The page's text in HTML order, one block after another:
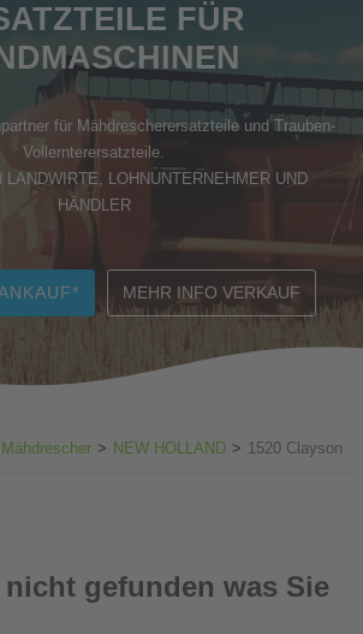
FÜR
für Mähdrescherersatzteile und Trauben-
Vollernterersatzteile.
LOHNUNTERNEHMER UND
HÄNDLER
MEHR INFO VERKAUF
Mähdrescher > NEW HOLLAND > 1520 Clayson
nicht gefunden was Sie